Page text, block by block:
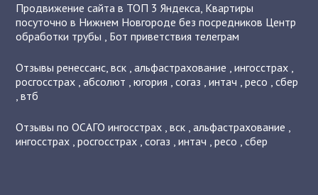
Продвижение сайта в ТОП 3 Яндекса, Квартиры
посуточно в Нижнем Новгороде без посредников Центр
обработки трубы , Бот приветствия телеграм
Отзывыренессанс,вск ,альфастрахование ,ингосстрах ,
росгосстрах ,абсолют ,югория ,согаз ,интач ,ресо ,сбер
,втб
Отзывы по ОСАГОингосстрах ,вск ,альфастрахование ,
ингосстрах ,росгосстрах ,согаз ,интач ,ресо ,сбер